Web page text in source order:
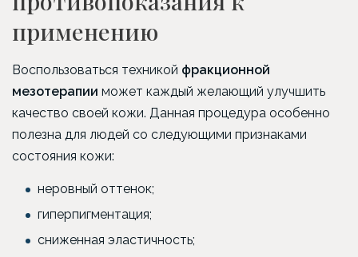
применению
Воспользоваться техникой фракционной
мезотерапии может каждый желающий улучшить
качество своей кожи. Данная процедура особенно
полезна для людей со следующими признаками
состояния кожи:
неровный оттенок;
гиперпигментация;
сниженная эластичность;